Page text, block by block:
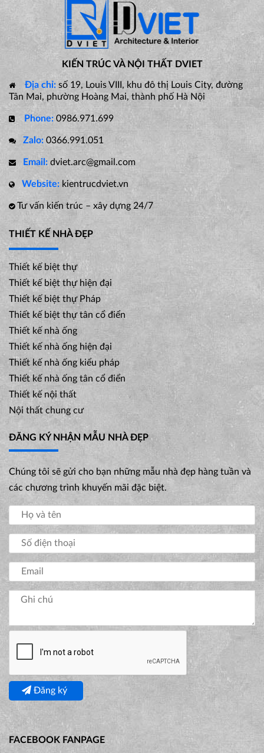
KIẾN TRÚC VÀ NỘI THẤT DVIET
Địa chỉ: số 19, Louis VIII, khu đô thị Louis City, đường
Tân Mai, phường Hoàng Mai, thành phố Hà Nội
Phone: 0986.971.699
Zalo: 0366.991.051
Email: dviet.arc@gmail.com
Website: kientrucdviet.vn
Tư vấn kiến trúc – xây dựng 24/7
THIẾT KẾ NHÀ ĐẸP
Thiết kế biệt thự
Thiết kế biệt thự hiện đại
Thiết kế biệt thự Pháp
Thiết kế biệt thự tân cổ điển
Thiết kế nhà ống
Thiết kế nhà ống hiện đại
Thiết kế nhà ống kiểu pháp
Thiết kế nhà ống tân cổ điển
Thiết kế nội thất
Nội thất chung cư
ĐĂNG KÝ NHẬN MẪU NHÀ ĐẸP
Chúng tôi sẽ gửi cho bạn những mẫu nhà đẹp hàng tuần và
các chương trình khuyến mãi đặc biệt.
Đăng ký
FACEBOOK FANPAGE